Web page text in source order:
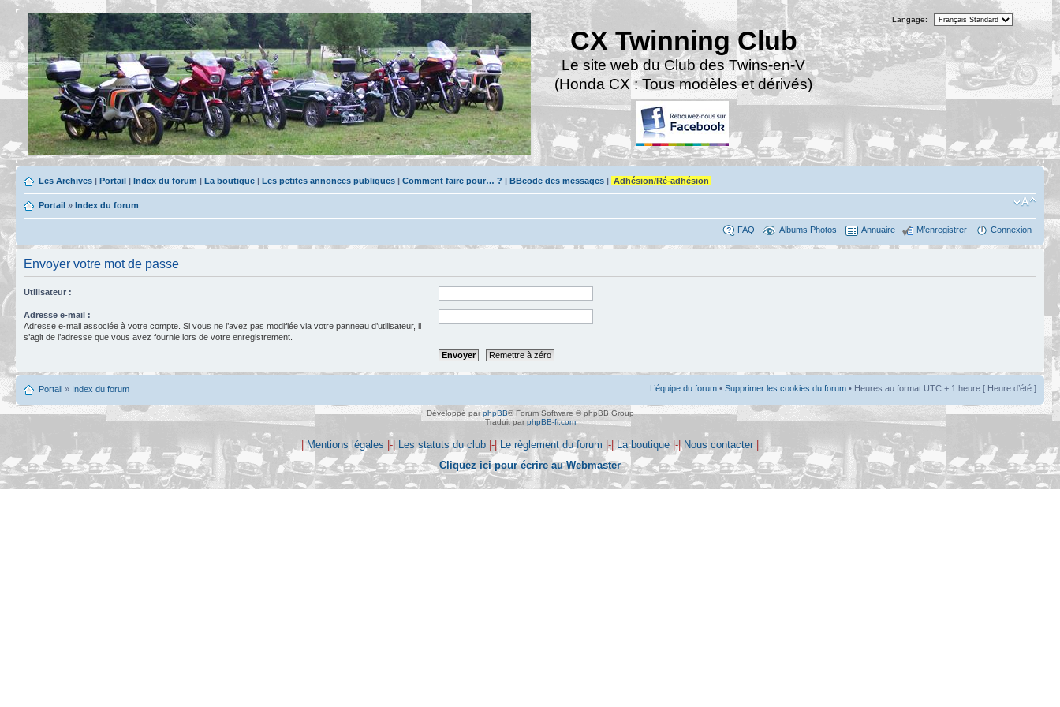
CX Twinning Club
Le site web du Club des Twins-en-V
(Honda CX : Tous modèles et dérivés)
Langage:
Les Archives | Portail | Index du forum | La boutique | Les petites annonces publiques | Comment faire pour… ? | BBcode des messages | Adhésion/Ré-adhésion
Portail » Index du forum
FAQ Albums Photos Annuaire M’enregistrer Connexion
Envoyer votre mot de passe
Utilisateur :
Adresse e-mail :
Adresse e-mail associée à votre compte. Si vous ne l’avez pas modifiée via votre panneau d’utilisateur, il
s’agit de l’adresse que vous avez fournie lors de votre enregistrement.
Portail » Index du forum L’équipe du forum • Supprimer les cookies du forum • Heures au format UTC + 1 heure [ Heure d’été ]
Développé parphpBB® Forum Software © phpBB Group
Traduit parphpBB-fr.com
| Mentions légales |-| Les statuts du club |-| Le règlement du forum |-|La boutique|-| Nous contacter|
Cliquez ici pour écrire au Webmaster